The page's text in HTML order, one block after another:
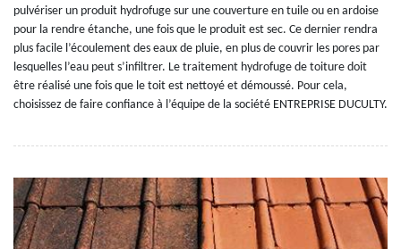
pulvériser un produit hydrofuge sur une couverture en tuile ou en ardoise
pour la rendre étanche, une fois que le produit est sec. Ce dernier rendra
plus facile l’écoulement des eaux de pluie, en plus de couvrir les pores par
lesquelles l’eau peut s’infiltrer. Le traitement hydrofuge de toiture doit
être réalisé une fois que le toit est nettoyé et démoussé. Pour cela,
choisissez de faire confiance à l’équipe de la société ENTREPRISE DUCULTY.